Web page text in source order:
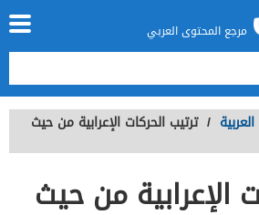
مرجع المحتوى العربي
/ ترتيب الحركات الإعرابية من حيث
الإعرابية من حيث